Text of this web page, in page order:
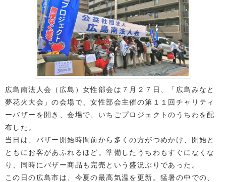
広島南法人会（広島）女性部会は７月２７日、「広島みなと
夢花火大会」の会場で、女性部会主催の第１１回チャリティ
ーバザーを開き、会場で、いちごプロジェクトのうちわを配
布した。
当日は、バザー開始時間前から多くの方がつめかけ、開始と
ともにお客があふれるほど。準備したうちわもすぐになくな
り、同時にバザー商品も完売という盛況ぶりであった。
この日の広島市は、今夏の最高気温を更新。猛暑の中での、